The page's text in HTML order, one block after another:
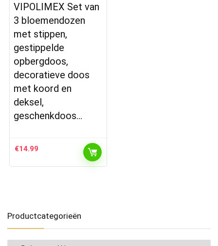
VIPOLIMEX Set van
3 bloemendozen
met stippen,
gestippelde
opbergdoos,
decoratieve doos
met koord en
deksel,
geschenkdoos…
€14.99
Productcategorieën